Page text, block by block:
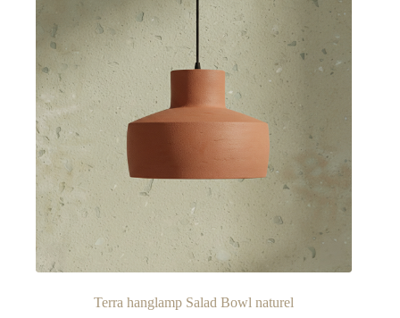
Terra hanglamp Salad Bowl naturel